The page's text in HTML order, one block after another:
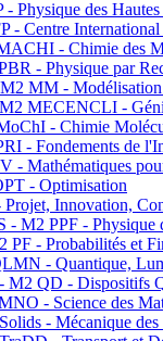
Physique des Hautes
- Centre International
- Chimie des
- Physique par
MM - Modélisation
MECENCLI -
- Chimie
- Fondements de
- Mathématiques
- Optimisation
Innovation,
M2 PPF - Physique
- Probabilités et
- Quantique,
QD - Dispositifs
- Science des
- Mécanique des